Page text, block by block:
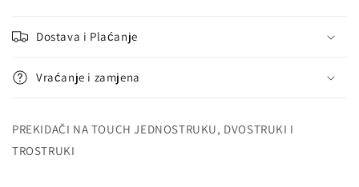
Dostava i Plaćanje
Vraćanje i zamjena
PREKIDAČI NA TOUCH JEDNOSTRUKU, DVOSTRUKI I
TROSTRUKI